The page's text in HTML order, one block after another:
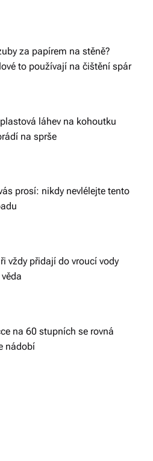
za papírem na stěně?
to používají na čištění spár
láhev na kohoutku
na sprše
prosí: nikdy nevlélejte tento
vždy přidají do vroucí vody
na 60 stupních se rovná
nádobí